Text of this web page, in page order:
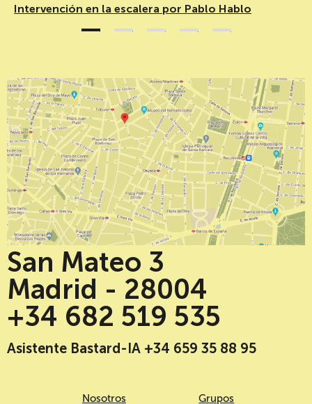
Intervención en la escalera por Pablo Hablo
1 2 3 4 5
San Mateo 3
Madrid - 28004
+34 682 519 535
Asistente Bastard-IA +34 659 35 88 95
Nosotros Grupos